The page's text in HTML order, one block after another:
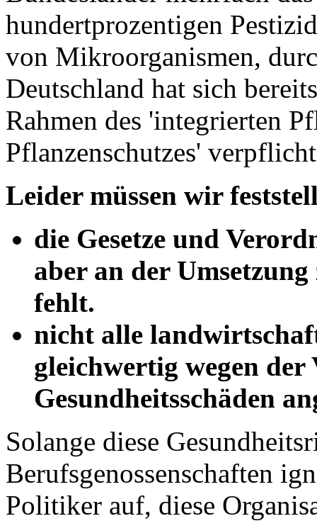
hundertprozentigen
von Mikroorganismen,
Deutschland hat sich
Rahmen des 'integrierten
Pflanzenschutzes'
Leider müssen wir
die Gesetze und
aber an der
fehlt.
nicht alle
gleichwertig wegen
Gesundheitsschäden
Solange diese
Berufsgenossenschaften
Politiker auf, diese